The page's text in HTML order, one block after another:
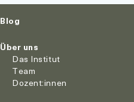
Blog
Über uns
Das Institut
Team
Dozent:innen